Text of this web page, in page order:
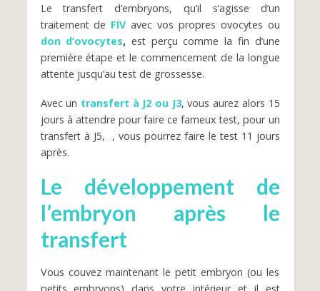
Le transfert d’embryons, qu’il s’agisse d’un
traitement de FIVavec vos propres ovocytes ou
don d’ovocytes, est perçu comme la fin d’une
première étape et le commencement de la longue
attente jusqu’au test de grossesse.
Avec un transfert à J2 ou J3, vous aurez alors 15
jours à attendre pour faire ce fameux test, pour un
transfert à J5,
, vous pourrez faire le test 11 jours
après.
Le développement de
l’embryon après le
transfert
Vous couvez maintenant le petit embryon (ou les